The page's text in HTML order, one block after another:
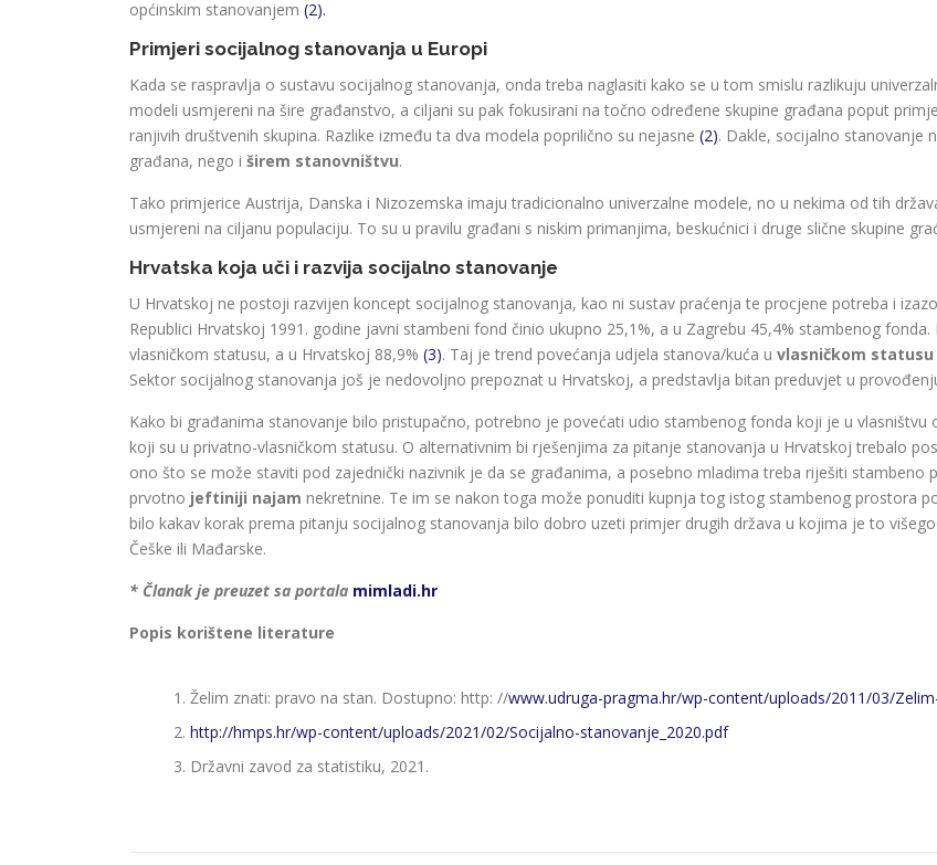
općinskim stanovanjem (2).
Primjeri socijalnog stanovanja u Europi
Kada se raspravlja o sustavu socijalnog stanovanja, onda treba naglasiti kako se u tom smislu razlikuju
modeli usmjereni na šire građanstvo, a ciljani su pak fokusirani na točno određene skupine građana poput
ranjivih društvenih skupina. Razlike između ta dva modela poprilično su nejasne (2). Dakle, socijalno stanovanje
građana, nego i širem stanovništvu.
Tako primjerice Austrija, Danska i Nizozemska imaju tradicionalno univerzalne modele, no u nekima od tih
usmjereni na ciljanu populaciju. To su u pravilu građani s niskim primanjima, beskućnici i druge slične skupine
Hrvatska koja uči i razvija socijalno stanovanje
U Hrvatskoj ne postoji razvijen koncept socijalnog stanovanja, kao ni sustav praćenja te procjene potreba i
Republici Hrvatskoj 1991. godine javni stambeni fond činio ukupno 25,1%, a u Zagrebu 45,4% stambenog
vlasničkom statusu, a u Hrvatskoj 88,9% (3). Taj je trend povećanja udjela stanova/kuća u vlasničkom statusu
Sektor socijalnog stanovanja još je nedovoljno prepoznat u Hrvatskoj, a predstavlja bitan preduvjet u
Kako bi građanima stanovanje bilo pristupačno, potrebno je povećati udio stambenog fonda koji je u
koji su u privatno-vlasničkom statusu. O alternativnim bi rješenjima za pitanje stanovanja u Hrvatskoj trebalo
ono što se može staviti pod zajednički nazivnik je da se građanima, a posebno mladima treba riješiti stambeno
prvotno jeftiniji najam nekretnine. Te im se nakon toga može ponuditi kupnja tog istog stambenog prostora
bilo kakav korak prema pitanju socijalnog stanovanja bilo dobro uzeti primjer drugih država u kojima je to
Češke ili Mađarske.
* Članak je preuzet sa portala mimladi.hr
Popis korištene literature
Želim znati: pravo na stan. Dostupno: http: //www.udruga-pragma.hr/wp-content/uploads/2011/03/
http://hmps.hr/wp-content/uploads/2021/02/Socijalno-stanovanje_2020.pdf
Državni zavod za statistiku, 2021.